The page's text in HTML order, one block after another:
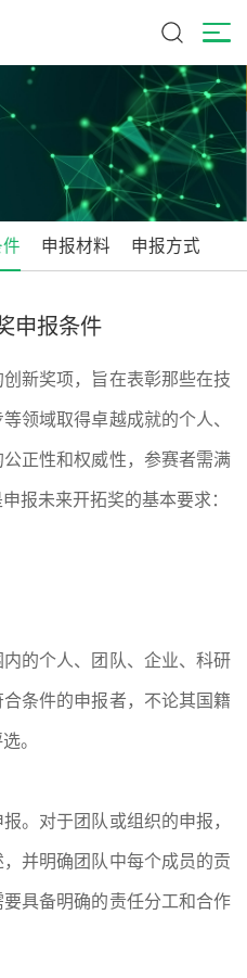
申报材料 申报方式
申报条件
新奖项，旨在表彰那些在技
领域取得卓越成就的个人、
正性和权威性，参赛者需满
报未来开拓奖的基本要求：
的个人、团队、企业、科研
条件的申报者，不论其国籍
。
。对于团队或组织的申报，
并明确团队中每个成员的贡
具备明确的责任分工和合作